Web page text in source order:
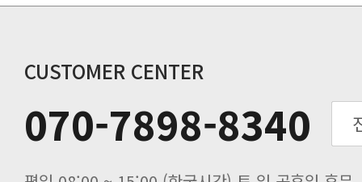
추수감사절 배송안내
추석기간 배송안내
노동절(9월3일) 배송업무 안내
입금 고객님을 찾습니다.
CUSTOMER CENTER
070-7898-8340